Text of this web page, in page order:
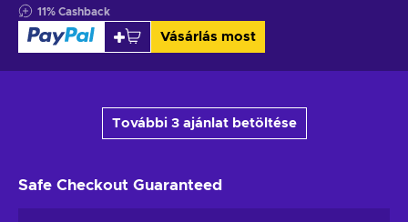
11% Cashback
Vásárlás most
További 3 ajánlat betöltése
Safe Checkout Guaranteed